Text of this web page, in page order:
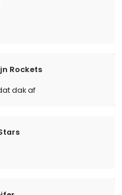
Rockets
dak af